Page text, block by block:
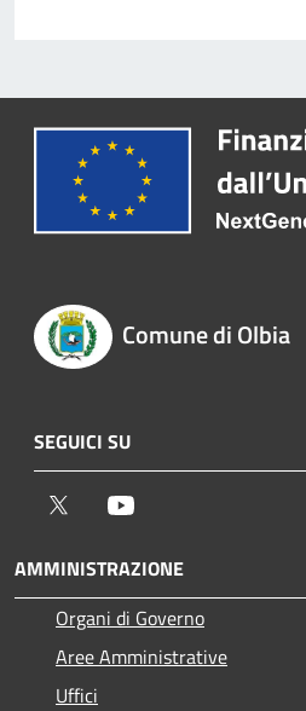
Comune di Olbia
SEGUICI SU
Twitter
AMMINISTRAZIONE
Organi di Governo
Aree Amministrative
Uffici